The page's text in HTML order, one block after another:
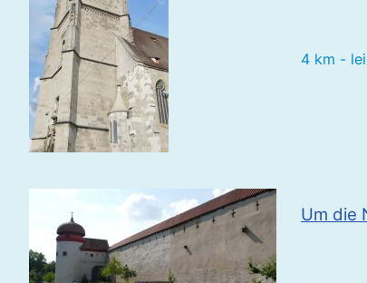
4 km -
Um die